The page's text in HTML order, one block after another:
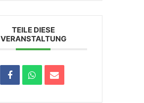
TEILE DIESE
VERANSTALTUNG